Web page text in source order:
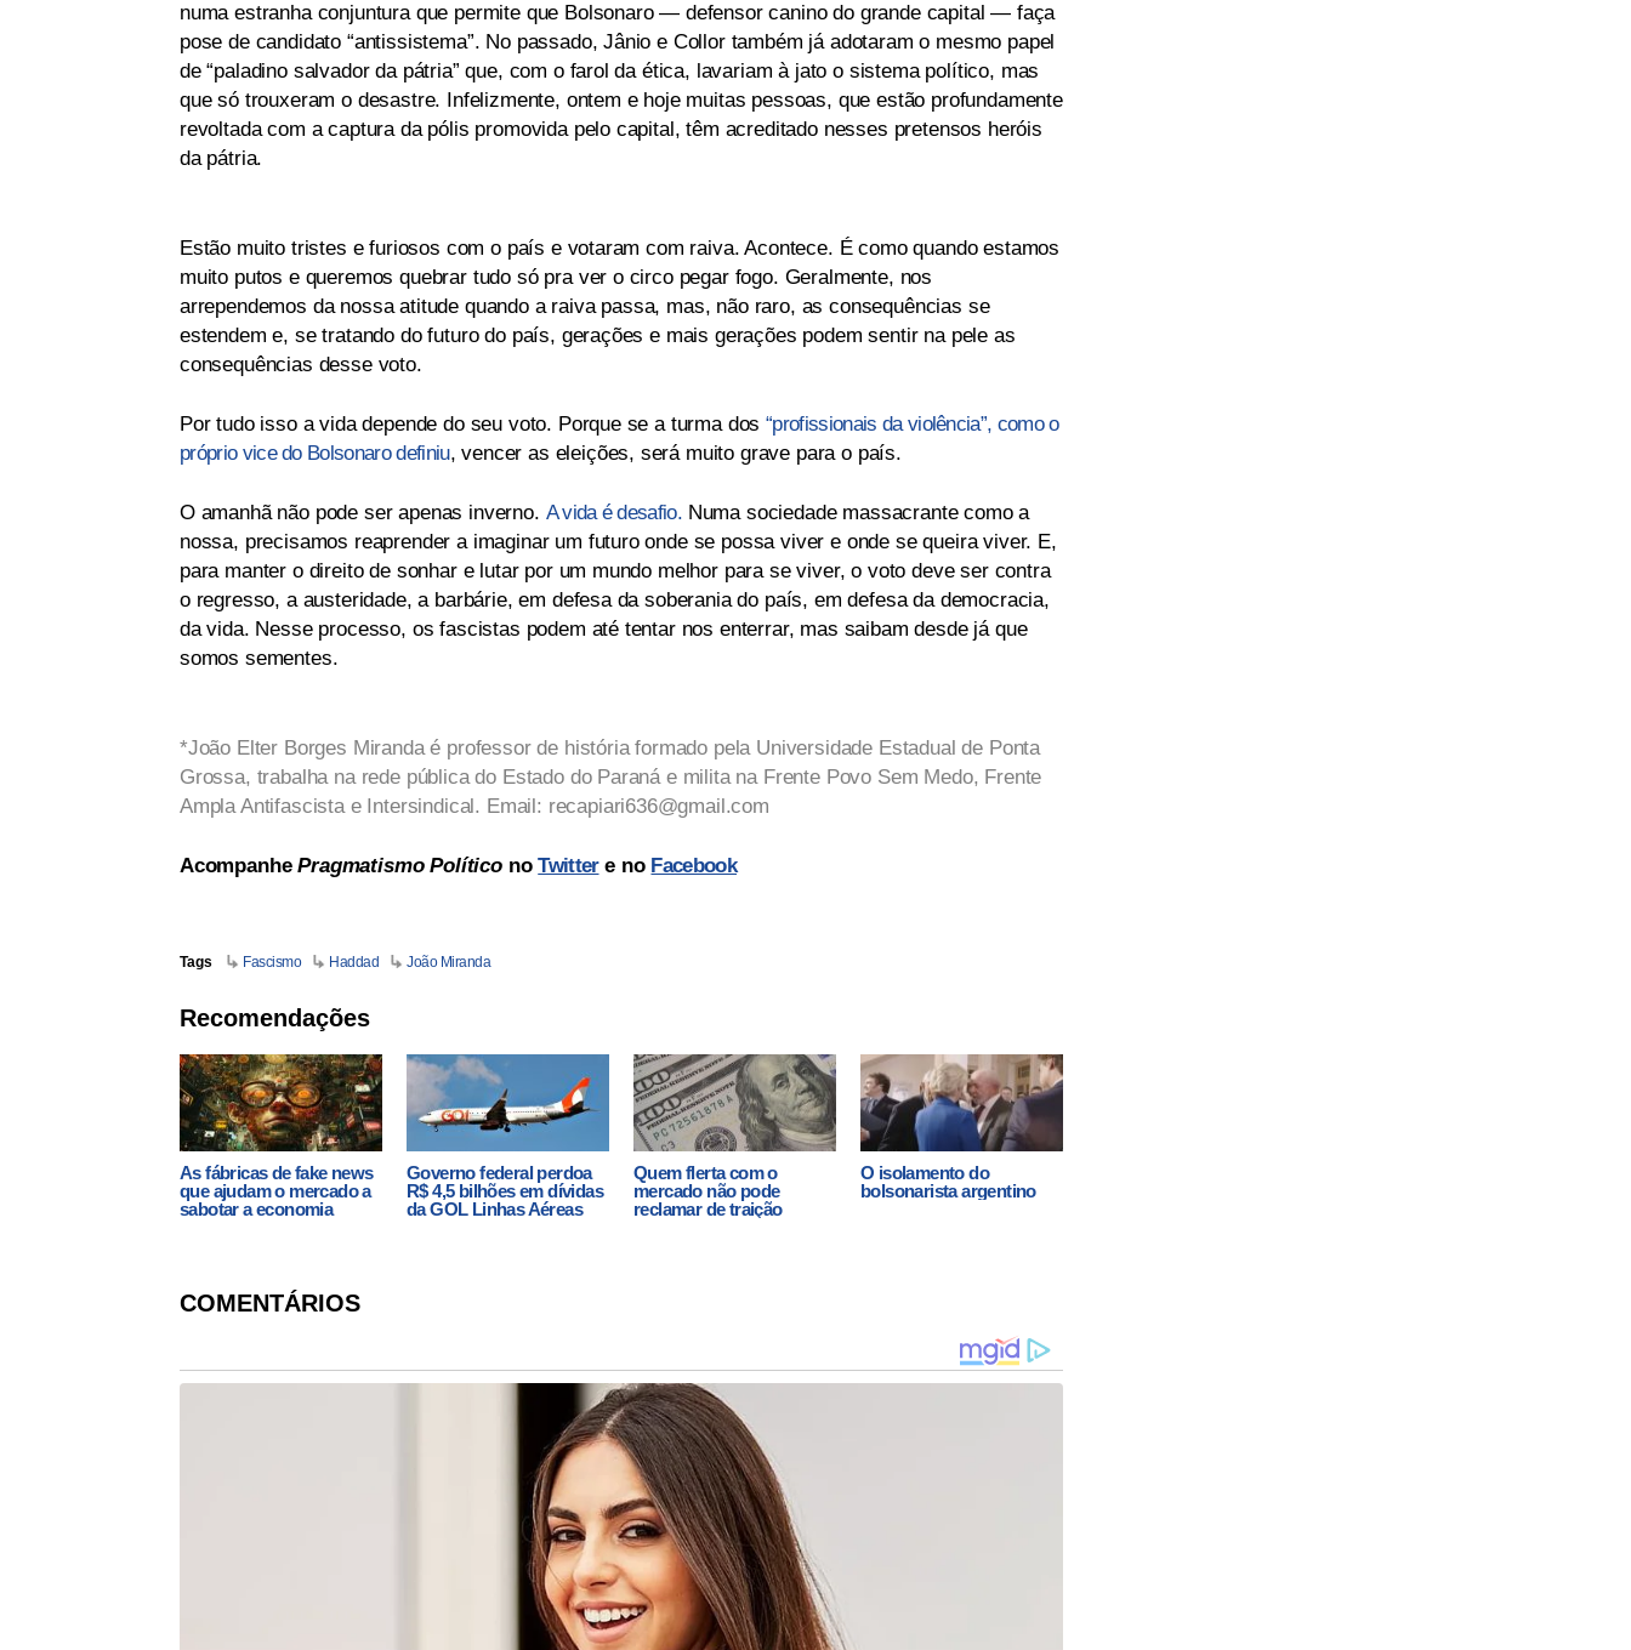
numa estranha conjuntura que permite que Bolsonaro — defensor canino do grande capital — faça
pose de candidato “antissistema”. No passado, Jânio e Collor também já adotaram o mesmo papel
de “paladino salvador da pátria” que, com o farol da ética, lavariam à jato o sistema político, mas
que só trouxeram o desastre. Infelizmente, ontem e hoje muitas pessoas, que estão profundamente
revoltada com a captura da pólis promovida pelo capital, têm acreditado nesses pretensos heróis
da pátria.
Estão muito tristes e furiosos com o país e votaram com raiva. Acontece. É como quando estamos
muito putos e queremos quebrar tudo só pra ver o circo pegar fogo. Geralmente, nos
arrependemos da nossa atitude quando a raiva passa, mas, não raro, as consequências se
estendem e, se tratando do futuro do país, gerações e mais gerações podem sentir na pele as
consequências desse voto.
Por tudo isso a vida depende do seu voto. Porque se a turma dos“profissionais da violência”, como o
próprio vice do Bolsonaro definiu, vencer as eleições, será muito grave para o país.
O amanhã não pode ser apenas inverno. A vida é desafio. Numa sociedade massacrante como a
nossa, precisamos reaprender a imaginar um futuro onde se possa viver e onde se queira viver. E,
para manter o direito de sonhar e lutar por um mundo melhor para se viver, o voto deve ser contra
o regresso, a austeridade, a barbárie, em defesa da soberania do país, em defesa da democracia,
da vida. Nesse processo, os fascistas podem até tentar nos enterrar, mas saibam desde já que
somos sementes.
*João Elter Borges Miranda é professor de história formado pela Universidade Estadual de Ponta
Grossa, trabalha na rede pública do Estado do Paraná e milita na Frente Povo Sem Medo, Frente
Ampla Antifascista e Intersindical. Email: recapiari636@gmail.com
AcompanhePragmatismo PolíticonoTwittere no Facebook
Tags Fascismo Haddad João Miranda
Recomendações
As fábricas de fake news
que ajudam o mercado a
sabotar a economia
Governo federal perdoa
R$ 4,5 bilhões em dívidas
da GOL Linhas Aéreas
Quem flerta com o
mercado não pode
reclamar de traição
O isolamento do
bolsonarista argentino
COMENTÁRIOS